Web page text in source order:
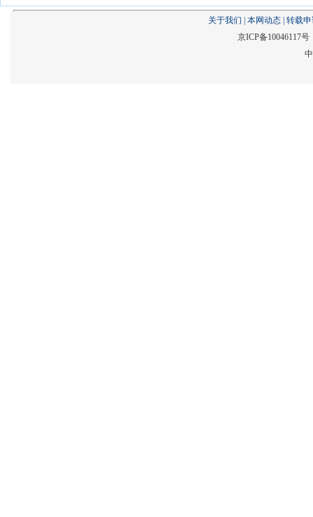
关于我们 本网动态 转载
京ICP备10046117